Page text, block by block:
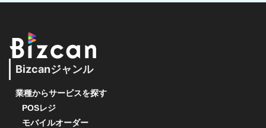
Bizcanジャンル
業種からサービスを探す
POSレジ
モバイルオーダー